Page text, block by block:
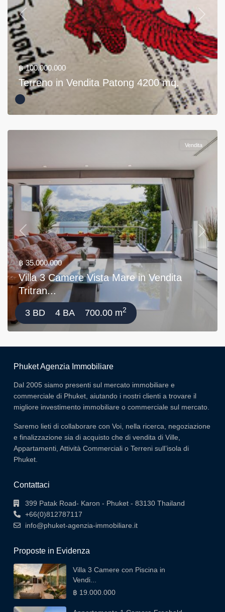
Previous Next
฿ 100.000.000
Terreno in Vendita Patong 4200 mq.
Vendita
Previous Next
฿ 35.000.000
Villa 3 Camere Vista Mare in Vendita
Tritran...
3 BD 4 BA 700.00 m2
Phuket Agenzia Immobiliare
Dal 2005 siamo presenti sul mercato immobiliare e
commerciale di Phuket, aiutando i nostri clienti a trovare il
migliore investimento immobiliare o commerciale sul mercato.
Saremo lieti di collaborare con Voi, nella ricerca, negoziazione
e finalizzazione sia di acquisto che di vendita di Ville,
Appartamenti, Attività Commerciali o Terreni sull’isola di
Phuket.
Contattaci
399 Patak Road- Karon - Phuket - 83130 Thailand
+66(0)812787117
info@phuket-agenzia-immobiliare.it
Proposte in Evidenza
Villa 3 Camere con Piscina in
Vendi...
฿ 19.000.000